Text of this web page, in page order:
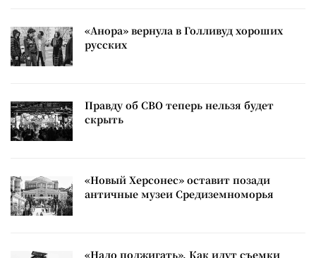
«Анора» вернула в Голливуд хороших
русских
Правду об СВО теперь нельзя будет
скрыть
«Новый Херсонес» оставит позади
античные музеи Средиземноморья
«Надо поджигать». Как идут съемки